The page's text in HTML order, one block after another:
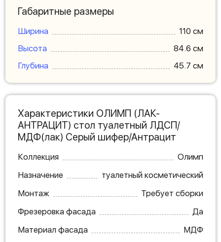
Габаритные размеры
Ширина
110 см
Высота
84.6 см
Глубина
45.7 см
Характеристики ОЛИМП (ЛАК-
АНТРАЦИТ) стол туалетный ЛДСП/
МДФ(лак) Серый шифер/Антрацит
Коллекция
Олимп
Назначение
туалетный косметический
Монтаж
Требует сборки
Фрезеровка фасада
Да
Материал фасада
МДФ